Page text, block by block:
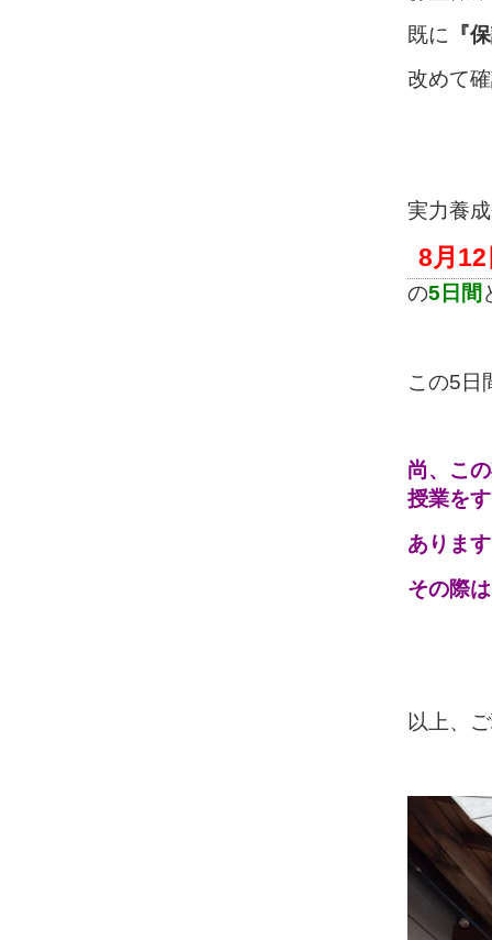
既に 『
改めて
実力養
8月
の5日間
この5日
尚、こ
授業を
ありま
その際
以上、